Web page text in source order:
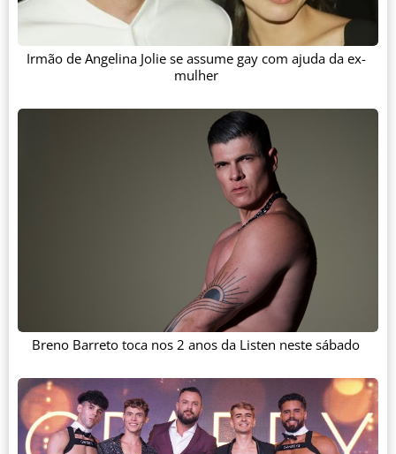
Irmão de Angelina Jolie se assume gay com ajuda da ex-
mulher
Breno Barreto toca nos 2 anos da Listen neste sábado